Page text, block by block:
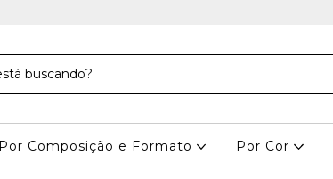
Composição e Formato Por Cor